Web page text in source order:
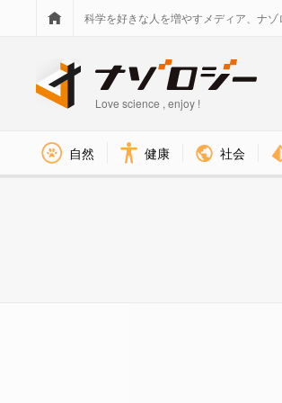
科学を好きな人を増やすメディア、ナ
Love science , enjoy !
自然 健康 社会